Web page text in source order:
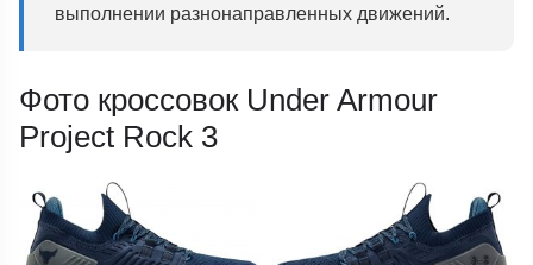
выполнении разнонаправленных движений.
Фото кроссовок Under Armour
Project Rock 3